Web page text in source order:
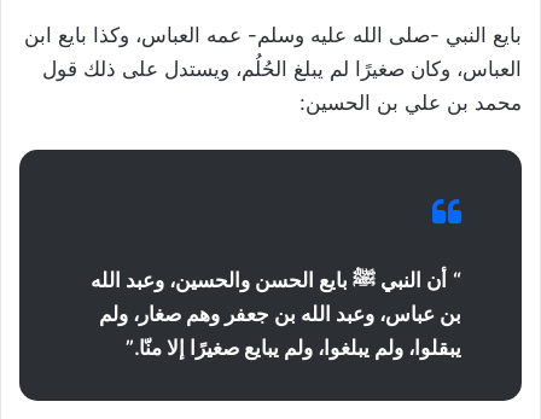
بايع النبي -صلى الله عليه وسلم- عمه العباس، وكذا بايع ابن
العباس، وكان صغيرًا لم يبلغ الحُلُم، ويستدل على ذلك قول
محمد بن علي بن الحسين:
“ أن النبي ﷺ بايع الحسن والحسين، وعبد الله
بن عباس، وعبد الله بن جعفر وهم صغار، ولم
يبقلوا، ولم يبلغوا، ولم يبايع صغيرًا إلا منّا.”